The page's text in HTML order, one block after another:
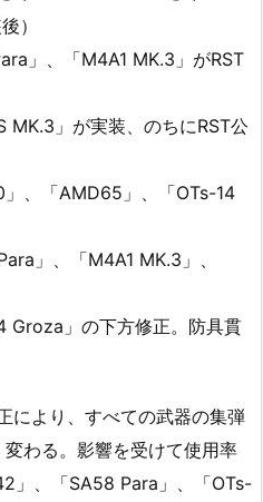
）
」、「M4A1 MK.3」がRST
MK.3」が実装、のちにRST公
、「AMD65」、「OTs-14
」、「M4A1 MK.3」、
Groza」の下方修正。防具貫
により、すべての武器の集弾
わる。影響を受けて使用率
」、「SA58 Para」、「OTs-